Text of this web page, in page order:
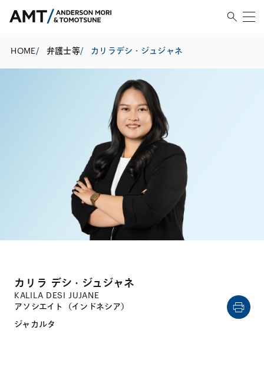
HOME/ 弁護士等/ カリラデシ・ジュジャネ
カリラ デシ・ジュジャネ
KALILA DESI JUJANE
アソシエイト（インドネシア）
ジャカルタ